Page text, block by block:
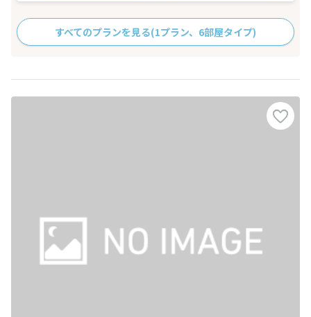
すべてのプランを見る(1プラン、6部屋タイプ)